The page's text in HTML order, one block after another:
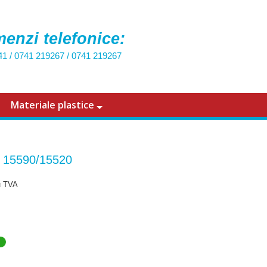
telefonice:
/ 0741 219267/ 0741 219267
Materiale plastice
15520
TVA